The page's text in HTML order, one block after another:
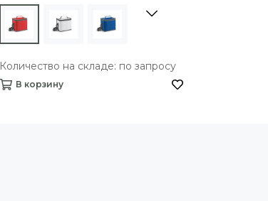
Количество на складе: по запросу
В корзину